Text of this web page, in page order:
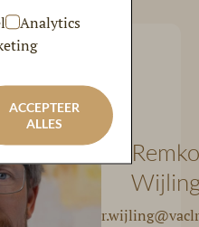
Remko
Analytics
ACCEPTEER
ALLES